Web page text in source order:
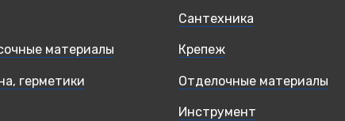
Сантехника
материалы Крепеж
герметики Отделочные материалы
Инструмент